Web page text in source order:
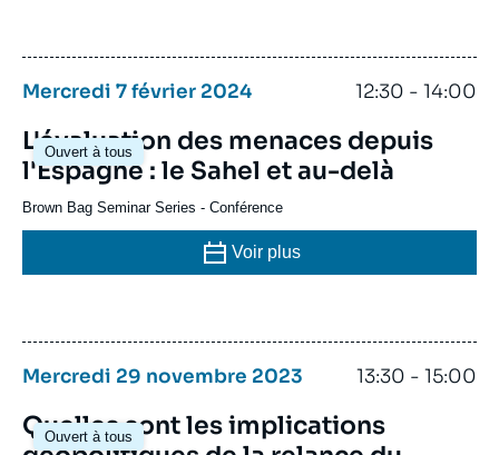
Mercredi 7 février 2024 12:30 - 14:00
Ouvert à tous
L'évaluation des menaces depuis
l'Espagne : le Sahel et au-delà
Brown Bag Seminar Series - Conférence
Voir plus
Mercredi 29 novembre 2023 13:30 - 15:00
Ouvert à tous
Quelles sont les implications